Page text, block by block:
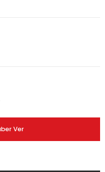
Ver